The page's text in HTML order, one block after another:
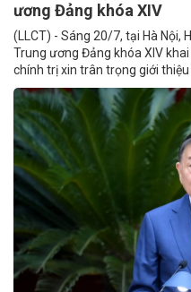
ương Đảng khóa XIV
(LLCT) - Sáng 20/7, tại Hà Nội,
Trung ương Đảng khóa XIV
chính trị xin trân trọng giới thiệu